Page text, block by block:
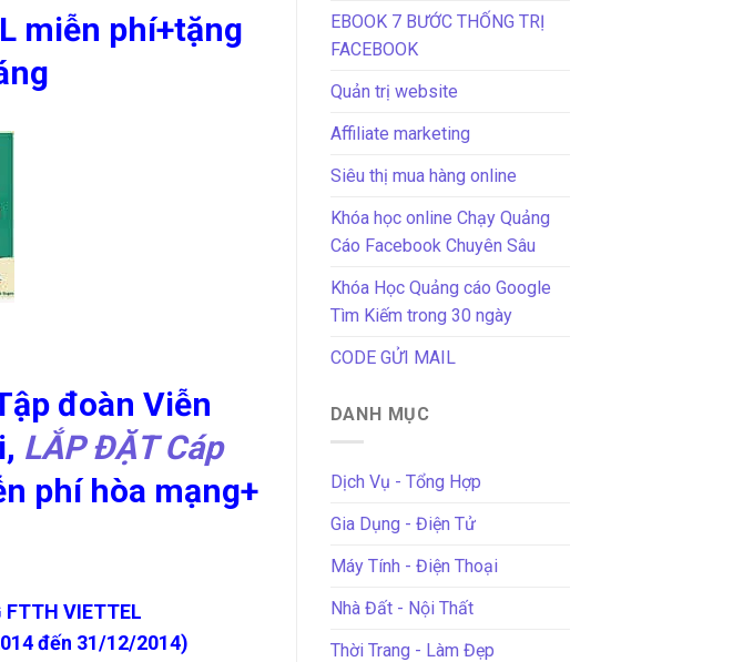
miễn phí+tặng
đoàn Viễn
LẮP ĐẶT Cáp
phí hòa mạng+
FTTH VIETTEL
đến 31/12/2014)
EBOOK 7 BƯỚC THỐNG TRỊ
FACEBOOK
Quản trị website
Affiliate marketing
Siêu thị mua hàng online
Khóa học online Chạy Quảng
Cáo Facebook Chuyên Sâu
Khóa Học Quảng cáo Google
Tìm Kiếm trong 30 ngày
CODE GỬI MAIL
DANH MỤC
Dịch Vụ - Tổng Hợp
Gia Dụng - Điện Tử
Máy Tính - Điện Thoại
Nhà Đất - Nội Thất
Thời Trang - Làm Đẹp